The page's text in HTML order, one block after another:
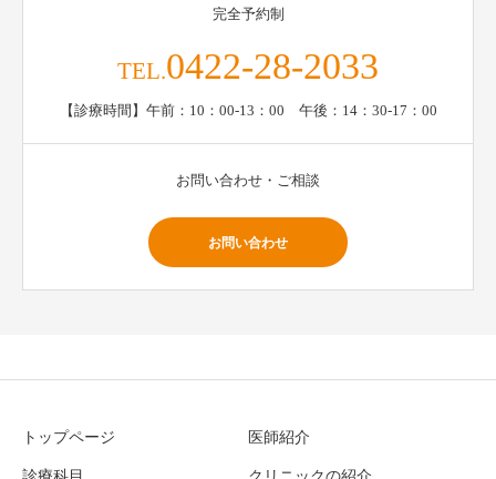
完全予約制
TEL.0422-28-2033
【診療時間】午前：10：00-13：00 午後：14：30-17：00
お問い合わせ・ご相談
お問い合わせ
トップページ 医師紹介